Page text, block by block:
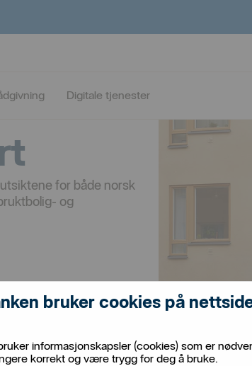
bruker cookies på
informasjonskapsler (cookies) som er
korrekt og være trygg for deg å bruke.
Digitale tjenester
for både norsk
og